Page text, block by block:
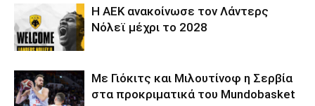
Η ΑΕΚ ανακοίνωσε τον Λάντερς
Νόλεϊ μέχρι το 2028
Με Γιόκιτς και Μιλουτίνοφ η Σερβία
στα προκριματικά του Mundobasket